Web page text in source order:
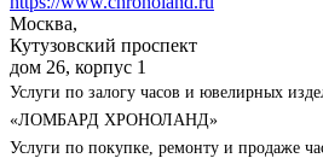
Москва,
Кутузовский проспект
дом 26, корпус 1
Услуги по залогу часов и ювелирных
«ЛОМБАРД ХРОНОЛАНД»
Услуги по покупке, ремонту и продаже